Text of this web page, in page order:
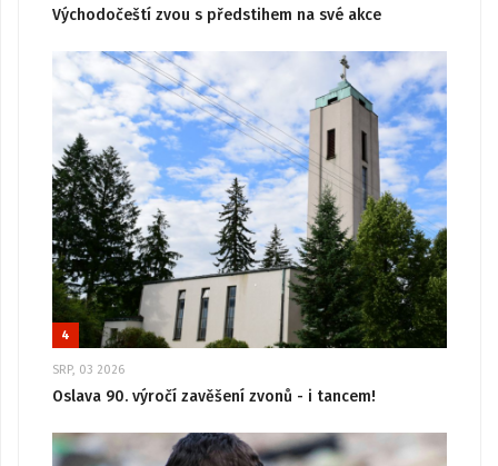
Východočeští zvou s předstihem na své akce
4
SRP, 03 2026
Oslava 90. výročí zavěšení zvonů - i tancem!